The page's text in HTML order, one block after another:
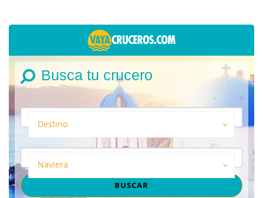
Busca tu crucero
Destino
Naviera